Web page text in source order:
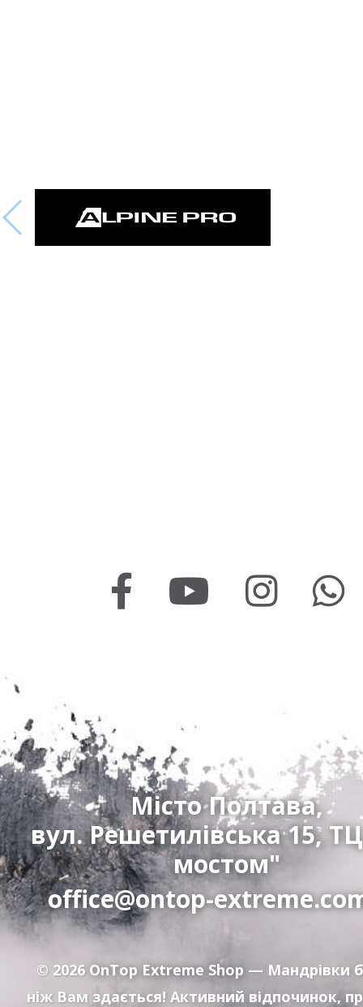
Місто Полтава,
вул. Решетилівська 15,
мостом"
office@ontop-
© 2026 OnTop Extreme Shop — Мандрівки
ніж Вам здається! Активний відпочинок,